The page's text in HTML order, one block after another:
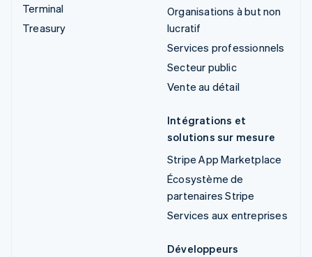
Terminal
Treasury
Organisations à but non
lucratif
Services professionnels
Secteur public
Vente au détail
Intégrations et
solutions sur mesure
Stripe App Marketplace
Écosystème de
partenaires Stripe
Services aux entreprises
Développeurs